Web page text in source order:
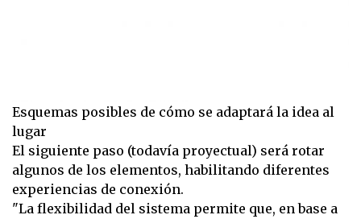
Esquemas posibles de cómo se adaptará la idea al
lugar
El siguiente paso (todavía proyectual) será rotar
algunos de los elementos, habilitando diferentes
experiencias de conexión.
"La flexibilidad del sistema permite que, en base a